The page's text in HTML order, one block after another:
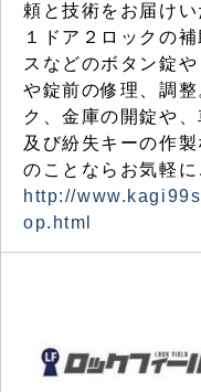
頼と技術をお届けい
１ドア２ロックの
スなどのボタン錠
や錠前の修理、調
ク、金庫の開錠や
及び紛失キーの作
のことならお気軽に
http://
op.html